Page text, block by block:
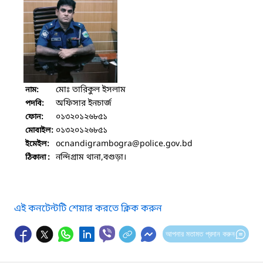
নাম: মোঃ তারিকুল ইসলাম
পদবি: অফিসার ইনচার্জ
ফোন: ০১৩২০১২৬৮৫১
মোবাইল: ০১৩২০১২৬৮৫১
ইমেইল: ocnandigrambogra@police.gov.bd
ঠিকানা : নন্দিগ্রাম থানা,বগুড়া।
এই কনটেন্টটি শেয়ার করতে ক্লিক করুন
আপনার মতামত প্রদান করুন